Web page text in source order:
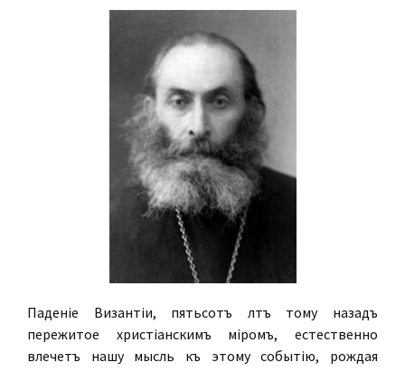
Паденіе Византіи, пятьсотъ лѣтъ тому назадъ
пережитое христіанскимъ міромъ, естественно
влечетъ нашу мысль къ этому событію, рождая